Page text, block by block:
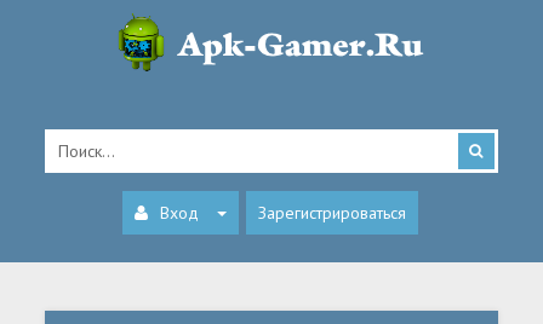
Вход Зарегистрироваться